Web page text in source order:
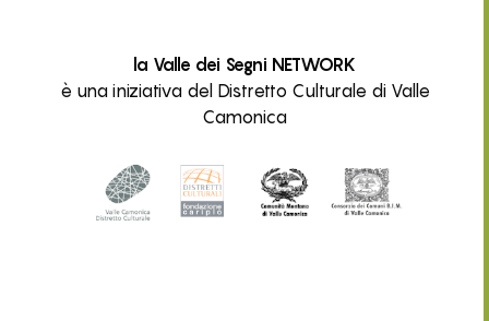
la Valle dei Segni NETWORK
è una iniziativa del Distretto Culturale di Valle
Camonica